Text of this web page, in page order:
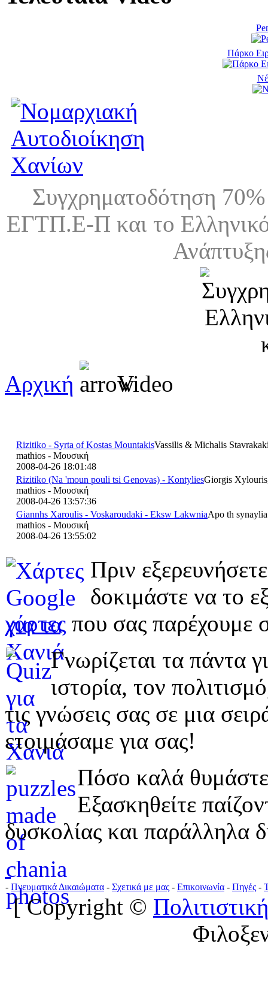
Πάρκο
Συγχρηματοδότηση
ΕΓΤΠ.Ε-Π και το
Αρχική Video
Rizitiko - Syrta of Kostas MountakisVassilis & Michalis
mathios - Μουσική
2008-04-26 18:01:48
Rizitiko (Na 'moun pouli tsi Genovas) - KontyliesGiorgis
mathios - Μουσική
2008-04-26 13:57:36
Giannhs Xaroulis - Voskaroudaki - Eksw LakwniaApo th
mathios - Μουσική
2008-04-26 13:55:02
Πριν
δοκιμάστε να το
χάρτες που σας παρέχουμε
Γνωρίζεται τα πάντα
ιστορία, τον
τις γνώσεις σας σε μια
ετοιμάσαμε για σας!
Πόσο καλά
Εξασκηθείτε
δυσκολίας και παράλληλα
- Πνευματικά Δικαιώματα - Σχετικά με μας - Επικοινωνία - Πηγές -
[ Copyright ©